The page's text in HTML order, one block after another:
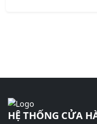
HỆ THỐNG CỬA